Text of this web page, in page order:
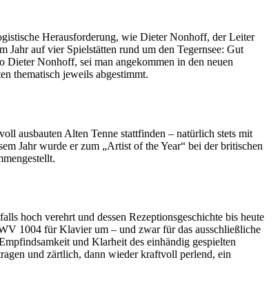
Herausforderung, wie Dieter Nonhoff, der Leiter
Jahr auf vier Spielstätten rund um den Tegernsee: Gut
Nonhoff, sei man angekommen in den neuen
thematisch jeweils abgestimmt.
ausbauten Alten Tenne stattfinden – natürlich stets mit
Jahr wurde er zum „Artist of the Year“ bei der britischen
hoch verehrt und dessen Rezeptionsgeschichte bis heute
1004 für Klavier um – und zwar für das ausschließliche
und Klarheit des einhändig gespielten
und zärtlich, dann wieder kraftvoll perlend, ein